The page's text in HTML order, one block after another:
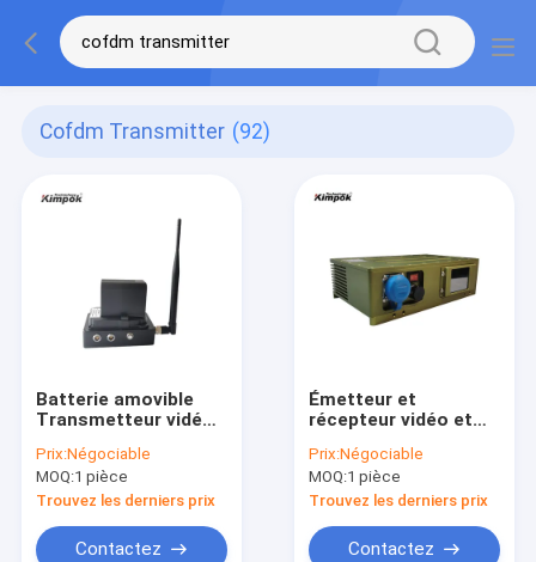
Cofdm Transmitter (92)
Batterie amovible
Transmetteur vidéo
les situations
d'urgence AES 128
bits Cryptage
Modulation COFDM à
faible latence
Prix:Négociable
MOQ:1 pièce
Trouvez les derniers prix
Contactez
Émetteur et
récepteur vidéo et
puissance RF
réglable COFDM avec
cryptage
AES128/256bits
Prix:Négociable
MOQ:1 pièce
Trouvez les derniers prix
Contactez